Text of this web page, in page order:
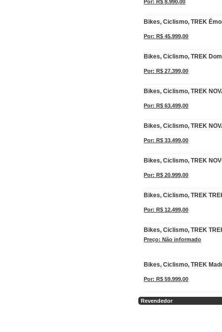
Por: R$ 8.990,00
Bikes, Ciclismo, TREK
Por: R$ 45.999,00
Bikes, Ciclismo, TREK
Por: R$ 27.399,00
Bikes, Ciclismo, TREK
Por: R$ 63.499,00
Bikes, Ciclismo, TREK
Por: R$ 33.499,00
Bikes, Ciclismo, TREK
Por: R$ 20.999,00
Bikes, Ciclismo, TREK
Por: R$ 12.499,00
Bikes, Ciclismo, TREK
Preço: Não informado
Bikes, Ciclismo, TREK
Por: R$ 59.999,00
Revendedor